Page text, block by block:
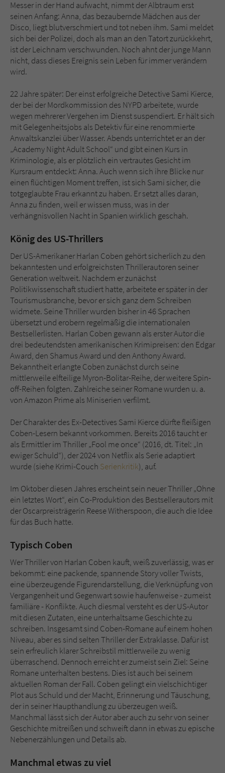
Messer in der Hand aufwacht, nimmt der Albtraum erst
seinen Anfang: Anna, das bezaubernde Mädchen aus der
Disco, liegt blutverschmiert und tot neben ihm. Sami meldet
sich bei der Polizei, doch als man an den Tatort zurückkehrt,
ist der Leichnam verschwunden. Noch ahnt der junge Mann
nicht, dass dieses Ereignis sein Leben für immer verändern
wird.
22 Jahre später: Der einst erfolgreiche Detective Sami Kierce,
der bei der Mordkommission des NYPD arbeitete, wurde
wegen mehrerer Vergehen im Dienst suspendiert. Er hält sich
mit Gelegenheitsjobs als Detektiv für eine renommierte
Anwaltskanzlei über Wasser. Abends unterrichtet er an der
„Academy Night Adult School“ und gibt einen Kurs in
Kriminologie, als er plötzlich ein vertrautes Gesicht im
Kursraum entdeckt: Anna. Auch wenn sich ihre Blicke nur
einen flüchtigen Moment treffen, ist sich Sami sicher, die
totgeglaubte Frau erkannt zu haben. Er setzt alles daran,
Anna zu finden, weil er wissen muss, was in der
verhängnisvollen Nacht in Spanien wirklich geschah.
König des US-Thrillers
Der US-Amerikaner Harlan Coben gehört sicherlich zu den
bekanntesten und erfolgreichsten Thrillerautoren seiner
Generation weltweit. Nachdem er zunächst
Politikwissenschaft studiert hatte, arbeitete er später in der
Tourismusbranche, bevor er sich ganz dem Schreiben
widmete. Seine Thriller wurden bisher in 46 Sprachen
übersetzt und erobern regelmäßig die internationalen
Bestsellerlisten. Harlan Coben gewann als erster Autor die
drei bedeutendsten amerikanischen Krimipreisen: den Edgar
Award, den Shamus Award und den Anthony Award.
Bekanntheit erlangte Coben zunächst durch seine
mittlerweile elfteilige Myron-Bolitar-Reihe, der weitere Spin-
off-Reihen folgten. Zahlreiche seiner Romane wurden u. a.
von Amazon Prime als Miniserien verfilmt.
Der Charakter des Ex-Detectives Sami Kierce dürfte fleißigen
Coben-Lesern bekannt vorkommen. Bereits 2016 taucht er
als Ermittler im Thriller „Fool me once“ (2016, dt. Titel: „In
ewiger Schuld“), der 2024 von Netflix als Serie adaptiert
wurde (siehe Krimi-Couch Serienkritik), auf.
Im Oktober diesen Jahres erscheint sein neuer Thriller „Ohne
ein letztes Wort“, ein Co-Produktion des Bestsellerautors mit
der Oscarpreisträgerin Reese Witherspoon, die auch die Idee
für das Buch hatte.
Typisch Coben
Wer Thriller von Harlan Coben kauft, weiß zuverlässig, was er
bekommt: eine packende, spannende Story voller Twists,
eine überzeugende Figurendarstellung, die Verknüpfung von
Vergangenheit und Gegenwart sowie haufenweise - zumeist
familiäre - Konflikte. Auch diesmal versteht es der US-Autor
mit diesen Zutaten, eine unterhaltsame Geschichte zu
schreiben. Insgesamt sind Coben-Romane auf einem hohen
Niveau, aber es sind selten Thriller der Extraklasse. Dafür ist
sein erfreulich klarer Schreibstil mittlerweile zu wenig
überraschend. Dennoch erreicht er zumeist sein Ziel: Seine
Romane unterhalten bestens. Dies ist auch bei seinem
aktuellen Roman der Fall. Coben gelingt ein vielschichtiger
Plot aus Schuld und der Macht, Erinnerung und Täuschung,
der in seiner Haupthandlung zu überzeugen weiß.
Manchmal lässt sich der Autor aber auch zu sehr von seiner
Geschichte mitreißen und schweift dann in etwas zu epische
Nebenerzählungen und Details ab.
Manchmal etwas zu viel
Sicherheitscode des Kontaktformulars zu
überprüfen.